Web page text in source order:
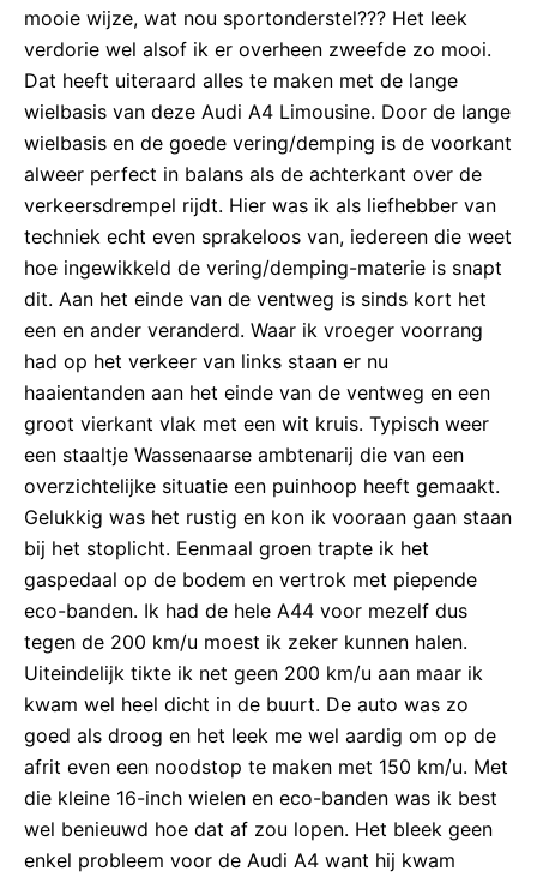
mooie wijze, wat nou sportonderstel??? Het leek
verdorie wel alsof ik er overheen zweefde zo mooi.
Dat heeft uiteraard alles te maken met de lange
wielbasis van deze Audi A4 Limousine. Door de lange
wielbasis en de goede vering/demping is de voorkant
alweer perfect in balans als de achterkant over de
verkeersdrempel rijdt. Hier was ik als liefhebber van
techniek echt even sprakeloos van, iedereen die weet
hoe ingewikkeld de vering/demping-materie is snapt
dit. Aan het einde van de ventweg is sinds kort het
een en ander veranderd. Waar ik vroeger voorrang
had op het verkeer van links staan er nu
haaientanden aan het einde van de ventweg en een
groot vierkant vlak met een wit kruis. Typisch weer
een staaltje Wassenaarse ambtenarij die van een
overzichtelijke situatie een puinhoop heeft gemaakt.
Gelukkig was het rustig en kon ik vooraan gaan staan
bij het stoplicht. Eenmaal groen trapte ik het
gaspedaal op de bodem en vertrok met piepende
eco-banden. Ik had de hele A44 voor mezelf dus
tegen de 200 km/u moest ik zeker kunnen halen.
Uiteindelijk tikte ik net geen 200 km/u aan maar ik
kwam wel heel dicht in de buurt. De auto was zo
goed als droog en het leek me wel aardig om op de
afrit even een noodstop te maken met 150 km/u. Met
die kleine 16-inch wielen en eco-banden was ik best
wel benieuwd hoe dat af zou lopen. Het bleek geen
enkel probleem voor de Audi A4 want hij kwam